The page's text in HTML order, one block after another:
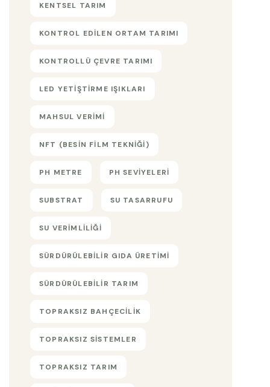
KENTSEL TARIM
KONTROL EDILEN ORTAM TARIMI
KONTROLLÜ ÇEVRE TARIMI
LED YETIŞTIRME IŞIKLARI
MAHSUL VERIMI
NFT (BESIN FILM TEKNIĞI)
PH METRE PH SEVIYELERI
SUBSTRAT SU TASARRUFU
SU VERIMLILIĞI
SÜRDÜRÜLEBILIR GIDA ÜRETIMI
SÜRDÜRÜLEBILIR TARIM
TOPRAKSIZ BAHÇECILIK
TOPRAKSIZ SISTEMLER
TOPRAKSIZ TARIM